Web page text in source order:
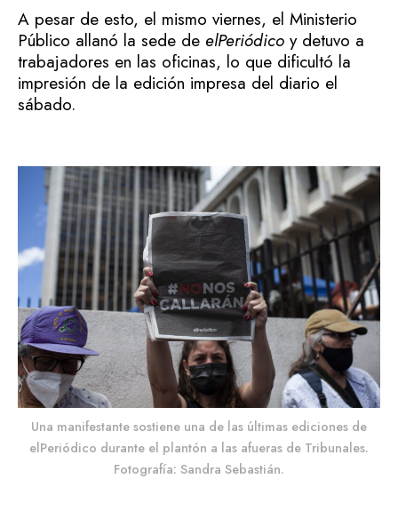
A pesar de esto, el mismo viernes, el Ministerio
Público allanó la sede de elPeriódico y detuvo a
trabajadores en las oficinas, lo que dificultó la
impresión de la edición impresa del diario el
sábado.
Una manifestante sostiene una de las últimas ediciones de
elPeriódico durante el plantón a las afueras de Tribunales.
Fotografía: Sandra Sebastián.